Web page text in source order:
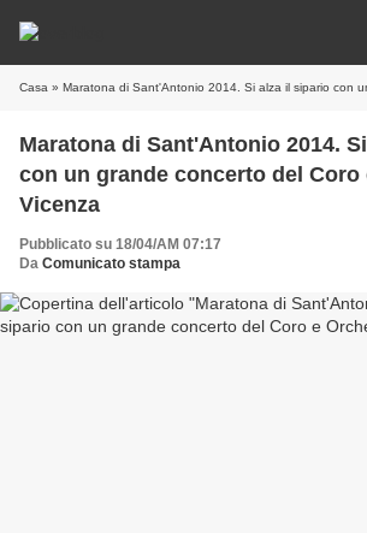
Casa » Maratona di Sant'Antonio 2014. Si alza il sipario con un grande
Maratona di Sant'Antonio 2014.
con un grande concerto del Coro
Vicenza
Pubblicato su 18/04/AM 07:17
Da Comunicato stampa